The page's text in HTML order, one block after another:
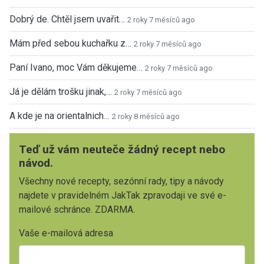
Dobrý de. Chtěl jsem uvařit… 2 roky 7 měsíců ago
Mám před sebou kuchařku z… 2 roky 7 měsíců ago
Paní Ivano, moc Vám děkujeme… 2 roky 7 měsíců ago
Já je dělám trošku jinak,… 2 roky 7 měsíců ago
A kde je na orientalnich… 2 roky 8 měsíců ago
Teď už vám neuteče žádný recept nebo
návod.
Všechny nové recepty, sezónní rady, tipy a návody
najdete v pravidelném JakTak zpravodaji ve své e-
mailové schránce. ZDARMA.
Vaše e-mailová adresa